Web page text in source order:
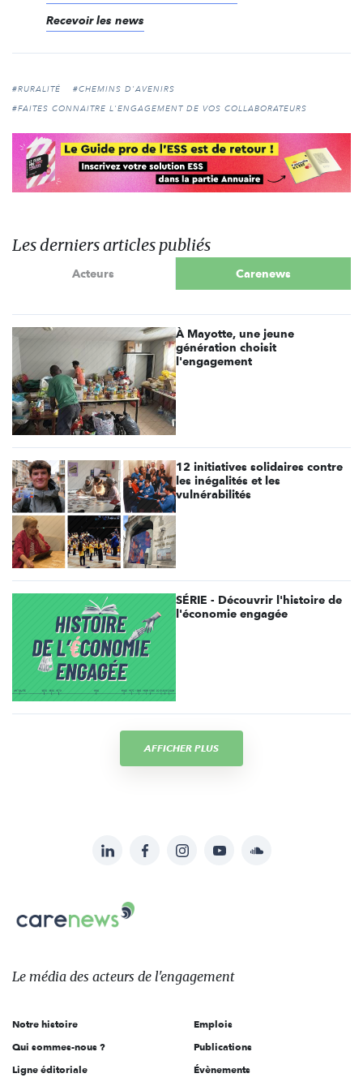
Recevoir les news
#RURALITÉ
#CHEMINS D'AVENIRS
#FAITES CONNAITRE L'ENGAGEMENT DE VOS COLLABORATEURS
Les derniers articles publiés
Acteurs Carenews
À Mayotte, une jeune
génération choisit
l'engagement
12 initiatives solidaires contre
les inégalités et les
vulnérabilités
SÉRIE - Découvrir l'histoire de
l'économie engagée
AFFICHER PLUS
sur:
LinkedInFacebookInstagramYouTubeSoundcloud
Le
des
l'engagement
Le média des acteurs de l'engagement
Notre histoire
Qui sommes-nous ?
Ligne éditoriale
Emplois
Publications
Évènements